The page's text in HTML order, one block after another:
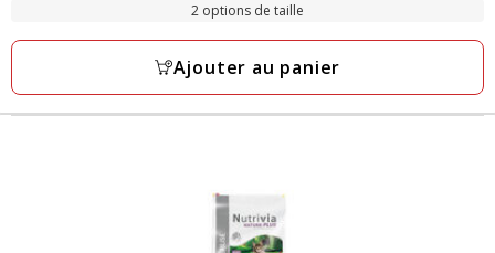
avis
2 options de taille
Ajouter au panier